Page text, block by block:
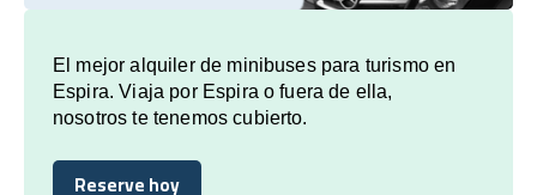
El mejor alquiler de minibuses para turismo en
Espira. Viaja por Espira o fuera de ella,
nosotros te tenemos cubierto.
Reserve hoy